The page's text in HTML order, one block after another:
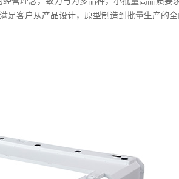
足客户从产品设计，原型制造到批量生产的全